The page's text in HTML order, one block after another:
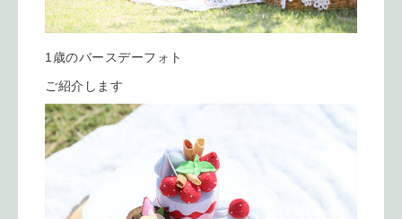
1歳のバースデーフォト
ご紹介します